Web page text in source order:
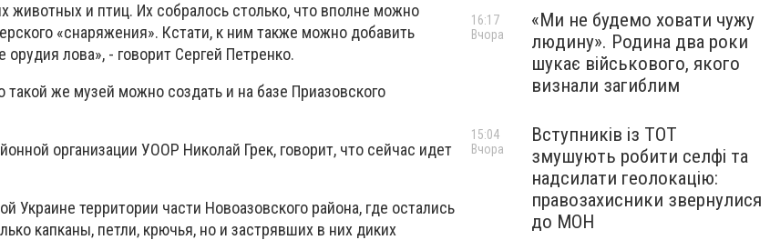
животных и птиц. Их собралось столько, что вполне можно
«снаряжения». Кстати, к ним также можно добавить
лова», - говорит Сергей Петренко.
же музей можно создать и на базе Приазовского
организации УООР Николай Грек, говорит, что сейчас идет
Украине территории части Новоазовского района, где остались
капканы, петли, крючья, но и застрявших в них диких
«Ми не будемо ховати чужу
людину». Родина два роки
шукає військового, якого
визнали загиблим
16:17
Вчора
Вступників із ТОТ
змушують робити селфі та
надсилати геолокацію:
правозахисники звернулися
до МОН
15:04
Вчора